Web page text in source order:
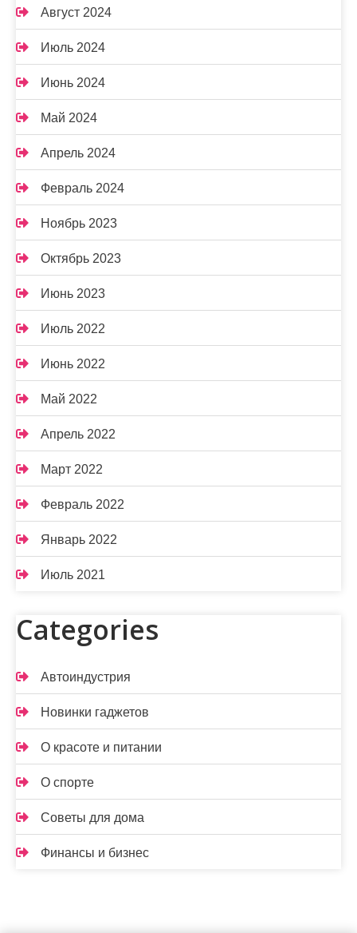
Август 2024
Июль 2024
Июнь 2024
Май 2024
Апрель 2024
Февраль 2024
Ноябрь 2023
Октябрь 2023
Июнь 2023
Июль 2022
Июнь 2022
Май 2022
Апрель 2022
Март 2022
Февраль 2022
Январь 2022
Июль 2021
Categories
Автоиндустрия
Новинки гаджетов
О красоте и питании
О спорте
Советы для дома
Финансы и бизнес